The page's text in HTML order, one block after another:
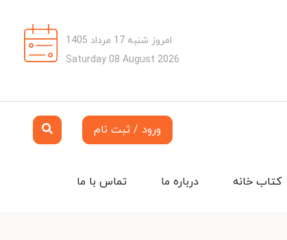
امروز شنبه 17 مرداد 1405
Saturday 08 August 2026
ورود / ثبت نام
تماس با ما درباره ما کتاب خانه